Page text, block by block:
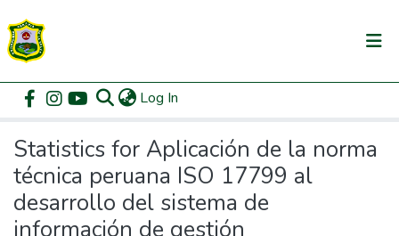
Log In
Communities & Collections
All of DSpace
Home Statistics
Statistics for Aplicación de la norma
técnica peruana ISO 17799 al
desarrollo del sistema de
información de gestión